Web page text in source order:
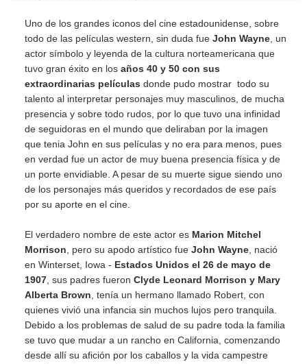
Uno de los grandes iconos del cine estadounidense, sobre
todo de las películas western, sin duda fue John Wayne , un
actor símbolo y leyenda de la cultura norteamericana que
tuvo gran éxito en los años 40 y 50 con sus
extraordinarias películas donde pudo mostrar todo su
talento al interpretar personajes muy masculinos, de mucha
presencia y sobre todo rudos, por lo que tuvo una infinidad
de seguidoras en el mundo que deliraban por la imagen
que tenia John en sus películas y no era para menos, pues
en verdad fue un actor de muy buena presencia física y de
un porte envidiable. A pesar de su muerte sigue siendo uno
de los personajes más queridos y recordados de ese país
por su aporte en el cine.
El verdadero nombre de este actor es Marion Mitchel
Morrison , pero su apodo artístico fue John Wayne , nació
en Winterset, Iowa - Estados Unidos el 26 de mayo de
1907 , sus padres fueron Clyde Leonard Morrison y Mary
Alberta Brown , tenía un hermano llamado Robert, con
quienes vivió una infancia sin muchos lujos pero tranquila.
Debido a los problemas de salud de su padre toda la familia
se tuvo que mudar a un rancho en California, comenzando
desde allí su afición por los caballos y la vida campestre